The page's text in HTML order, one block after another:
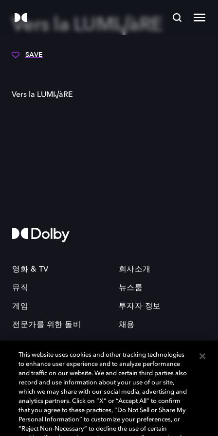
Vers la LUMI√àRE
SAVE
Vers la LUMI√àRE
영화 & TV
뮤직
게임
전문가를 위한 돌비
회사소개
뉴스룸
투자자 정보
채용
돌비(Dolby)와 double-D 심볼은 미국 및 기타 국가 돌비래버러토리스
(Dolby Laboratories, Inc.)의 등록 및 미등록 상표이다. 그 밖에 다른 자료에
기재된 상표는 해당 상표 소유권자의 등록상표로 유지된다. © 2025 Dolby
Laboratories, Inc. All rights reserved.
This website uses cookies and other tracking technologies
to enhance user experience and to analyze performance
and traffic on our website. We and certain third parties also
record and use information about your use of our site,
which we may share with our social media, advertising and
analytics partners. Click on “X” or “Accept All” to confirm
that you agree to these practices, “Do Not Sell or Share My
Personal Information” to customize your preferences, or
“Reject Non-Necessary” to decline the use of certain